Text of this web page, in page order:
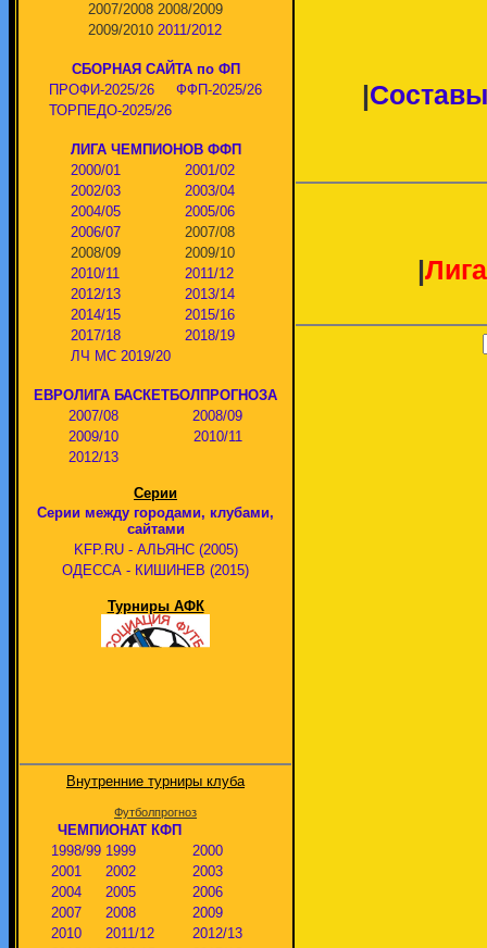
2007/2008 2008/2009
2009/2010 2011/2012
СБОРНАЯ САЙТА по ФП
ПРОФИ-2025/26
ФФП-2025/26
ТОРПЕДО-2025/26
ЛИГА ЧЕМПИОНОВ ФФП
2000/01
2001/02
2002/03
2003/04
2004/05
2005/06
2006/07
2007/08
2008/09
2009/10
2010/11
2011/12
2012/13
2013/14
2014/15
2015/16
2017/18
2018/19
ЛЧ МС 2019/20
ЕВРОЛИГА БАСКЕТБОЛПРОГНОЗА
2007/08
2008/09
2009/10
2010/11
2012/13
Серии
Серии между городами, клубами,
сайтами
KFP.RU - АЛЬЯНС (2005)
ОДЕССА - КИШИНЕВ (2015)
Турниры АФК
Внутренние турниры клуба
Футболпрогноз
ЧЕМПИОНАТ КФП
1998/99 1999
2000
2001
2002
2003
2004
2005
2006
2007
2008
2009
2010
2011/12
2012/13
|
|